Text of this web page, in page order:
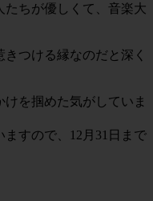
たちが優しくて、音楽大
つける縁なのだと深く
を掴めた気がしていま
すので、12月31日まで